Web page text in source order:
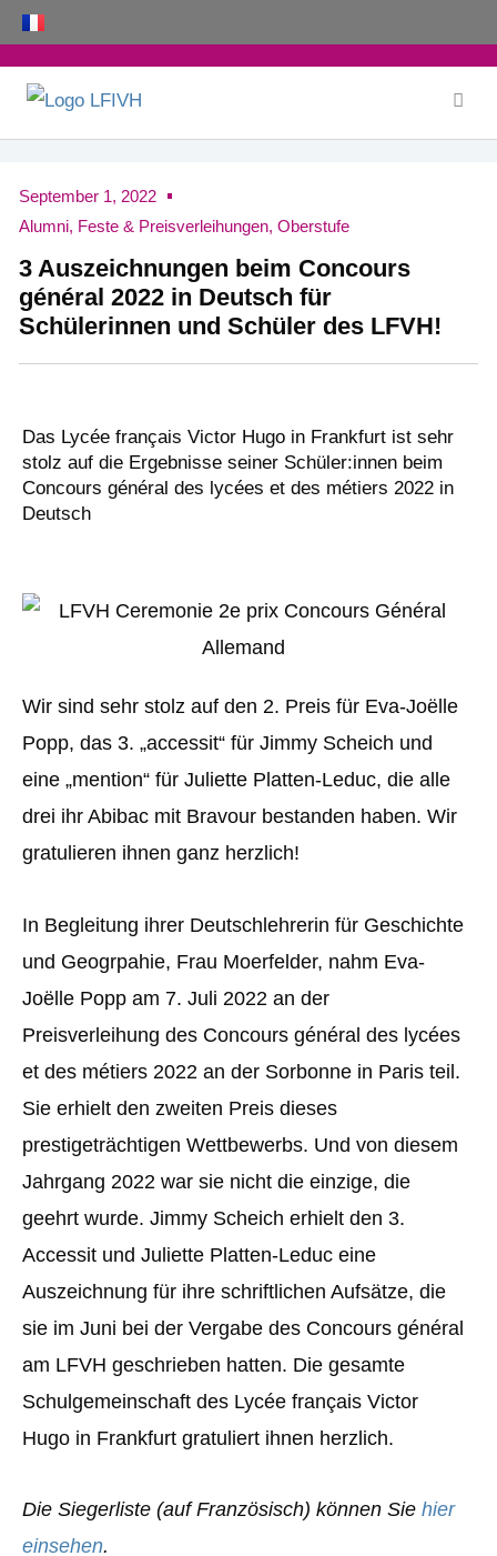
Zum
Inhalt
springen
September 1, 2022
Alumni, Feste & Preisverleihungen, Oberstufe
3 Auszeichnungen beim Concours
général 2022 in Deutsch für
Schülerinnen und Schüler des LFVH!
Das Lycée français Victor Hugo in Frankfurt ist sehr
stolz auf die Ergebnisse seiner Schüler:innen beim
Concours général des lycées et des métiers 2022 in
Deutsch
Wir sind sehr stolz auf den 2. Preis für Eva-Joëlle
Popp, das 3. „accessit“ für Jimmy Scheich und
eine „mention“ für Juliette Platten-Leduc, die alle
drei ihr Abibac mit Bravour bestanden haben. Wir
gratulieren ihnen ganz herzlich!
In Begleitung ihrer Deutschlehrerin für Geschichte
und Geogrpahie, Frau Moerfelder, nahm Eva-
Joëlle Popp am 7. Juli 2022 an der
Preisverleihung des Concours général des lycées
et des métiers 2022 an der Sorbonne in Paris teil.
Sie erhielt den zweiten Preis dieses
prestigeträchtigen Wettbewerbs. Und von diesem
Jahrgang 2022 war sie nicht die einzige, die
geehrt wurde. Jimmy Scheich erhielt den 3.
Accessit und Juliette Platten-Leduc eine
Auszeichnung für ihre schriftlichen Aufsätze, die
sie im Juni bei der Vergabe des Concours général
am LFVH geschrieben hatten. Die gesamte
Schulgemeinschaft des Lycée français Victor
Hugo in Frankfurt gratuliert ihnen herzlich.
Die Siegerliste (auf Französisch) können Sie hier
einsehen.